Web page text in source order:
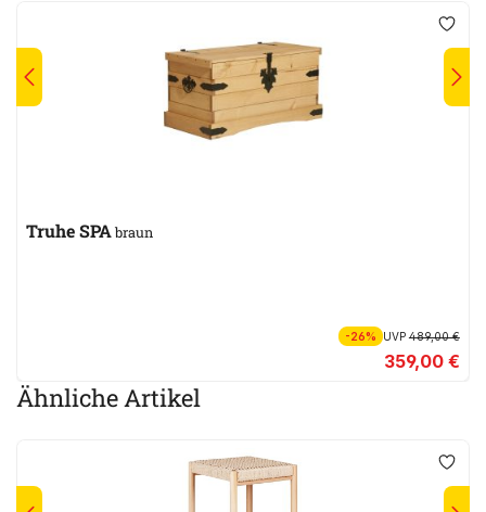
Truhe SPAbraun
-26% UVP489,00 €
359,00 €
Ähnliche Artikel